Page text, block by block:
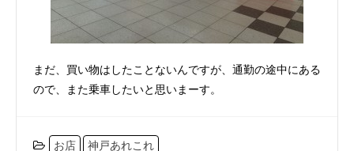
まだ、買い物はしたことないんですが、通勤の途中にある
ので、また乗車したいと思いまーす。
お店 神戸あれこれ